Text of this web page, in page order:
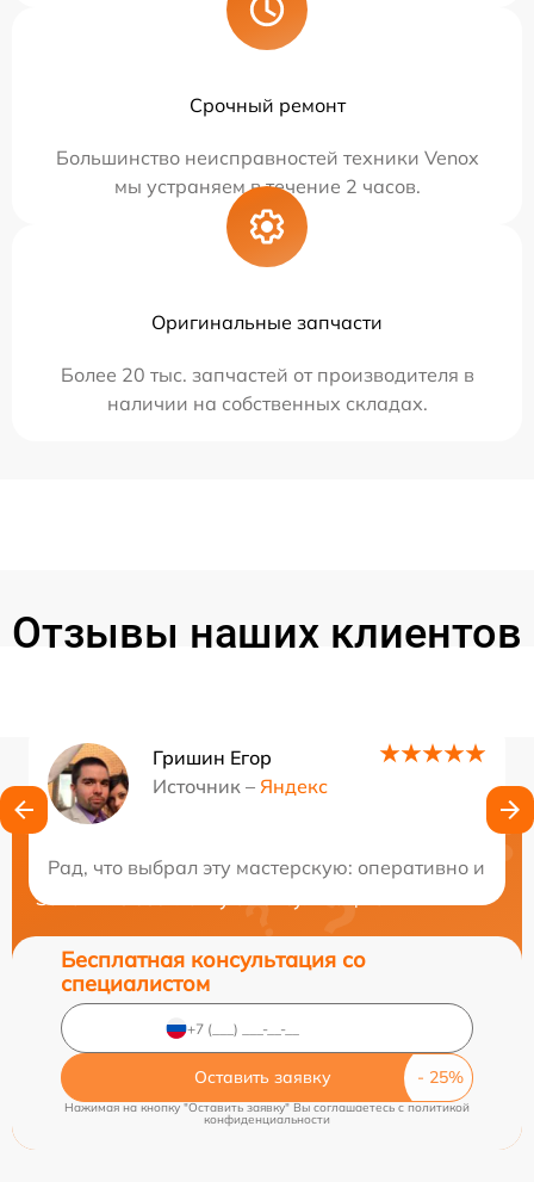
Срочный ремонт
Большинство неисправностей техники Venox
мы устраняем в течение 2 часов.
Оригинальные запчасти
Более 20 тыс. запчастей от производителя в
наличии на собственных складах.
Отзывы наших клиентов
Гришин Егор
Источник – Яндекс
Рад, что выбрал эту мастерскую: оперативно и
Нужна консультация?
Закажите бесплатную консультацию
Бесплатная консультация со
специалистом
Оставить заявку
Нажимая на кнопку "Оставить заявку" Вы соглашаетесь cполитикой
конфиденциальности